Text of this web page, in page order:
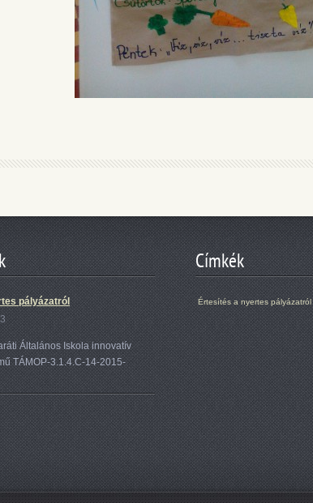
pályázatról
Általános Iskola innovatív
TÁMOP-3.1.4.C-14-2015-
Címkék
Értesítés a nyertes pályázatról